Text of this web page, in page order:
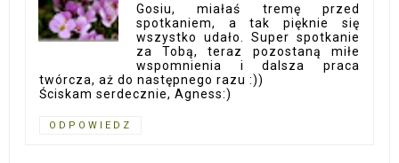
Gosiu, miałaś tremę przed
spotkaniem, a tak pięknie się
wszystko udało. Super spotkanie
za Tobą, teraz pozostaną miłe
wspomnienia i dalsza praca
twórcza, aż do następnego razu :))
Ściskam serdecznie, Agness:)
ODPOWIEDZ